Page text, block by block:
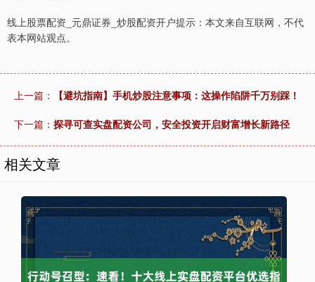
线上股票配资_元鼎证券_炒股配资开户提示：本文来自互联网，不代
表本网站观点。
上一篇： 【避坑指南】手机炒股注意事项：这操作陷阱千万别踩！
下一篇： 探寻可查实盘配资公司，安全投资开启财富增长新路径
相关文章